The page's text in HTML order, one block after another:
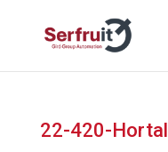
22-420-